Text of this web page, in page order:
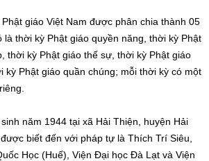
giáo Việt Nam được phân chia thành 05
thời kỳ Phật giáo quyền năng, thời kỳ Phật
thời kỳ Phật giáo thế sự, thời kỳ Phật giáo
kỳ Phật giáo quần chúng; mỗi thời kỳ có một
năm 1944 tại xã Hải Thiện, huyện Hải
biết đến với pháp tự là Thích Trí Siêu,
Học (Huế), Viện Đại học Đà Lạt và Viện